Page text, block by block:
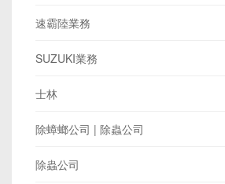
速霸陸業務
SUZUKI業務
士林
除蟑螂公司 | 除蟲公司
除蟲公司